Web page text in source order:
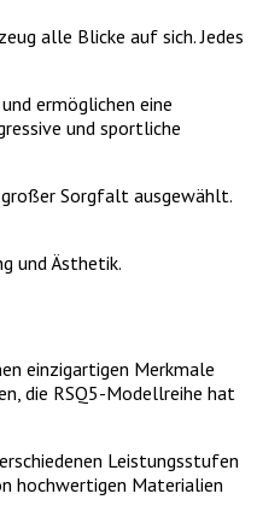
alle Blicke auf sich. Jedes
ermöglichen eine
und sportliche
großer Sorgfalt ausgewählt.
und Ästhetik.
einzigartigen Merkmale
die RSQ5-Modellreihe hat
Leistungsstufen
hochwertigen Materialien